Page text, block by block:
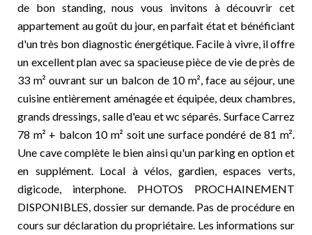
de bon standing, nous vous invitons à découvrir cet
appartement au goût du jour, en parfait état et bénéficiant
d'un très bon diagnostic énergétique. Facile à vivre, il offre
un excellent plan avec sa spacieuse pièce de vie de près de
33 m² ouvrant sur un balcon de 10 m², face au séjour, une
cuisine entièrement aménagée et équipée, deux chambres,
grands dressings, salle d'eau et wc séparés. Surface Carrez
78 m² + balcon 10 m² soit une surface pondéré de 81 m².
Une cave complète le bien ainsi qu'un parking en option et
en supplément. Local à vélos, gardien, espaces verts,
digicode, interphone. PHOTOS PROCHAINEMENT
DISPONIBLES, dossier sur demande. Pas de procédure en
cours sur déclaration du propriétaire. Les informations sur